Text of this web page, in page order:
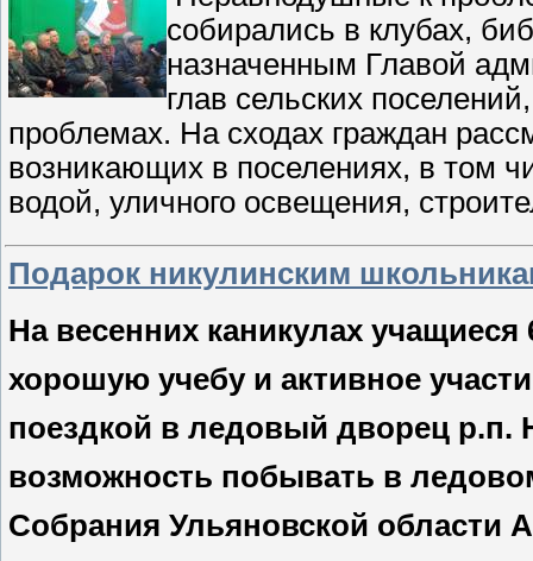
собирались в клубах,
назначенным Главой
глав сельских
проблемах. На сходах граждан
возникающих в поселениях, в том
водой, уличного освещения,
Подарок никулинским
На весенних каникулах
хорошую учебу и активное
поездкой в ледовый дворец р.п.
возможность побывать в
Собрания Ульяновской